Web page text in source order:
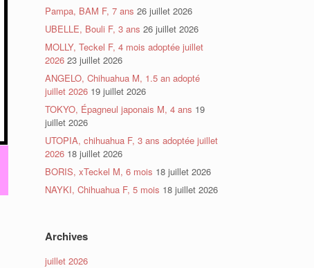
Pampa, BAM F, 7 ans 26 juillet 2026
UBELLE, Bouli F, 3 ans 26 juillet 2026
MOLLY, Teckel F, 4 mois adoptée juillet
2026 23 juillet 2026
ANGELO, Chihuahua M, 1.5 an adopté
juillet 2026 19 juillet 2026
TOKYO, Épagneul japonais M, 4 ans 19
juillet 2026
UTOPIA, chihuahua F, 3 ans adoptée juillet
2026 18 juillet 2026
BORIS, xTeckel M, 6 mois 18 juillet 2026
NAYKI, Chihuahua F, 5 mois 18 juillet 2026
Archives
juillet 2026